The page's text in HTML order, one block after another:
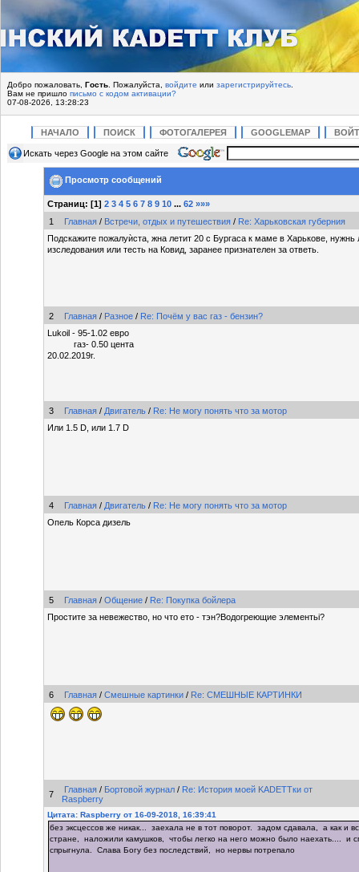
Добро пожаловать, Гость . Пожалуйста, войдите или зарегистрируйтесь
Вам не пришло письмо с кодом активации?
07-08-2026, 13:28:23
НАЧАЛО ПОИСК ФОТОГАЛЕРЕЯ GOOGLEMAP
Искать через Google на этом сайте
Просмотр сообщений
Страниц: [1] 2 3 4 5 6 7 8 9 10 ... 62 »»»
1
Главная / Встречи, отдых и путешествия / Re: Харьковская губерния
Подскажите пожалуѝста, жна летит 20 с Бургаса к маме в Харькове, нужнь
изследования или тесть на Ковид, заранее признателен за ответь.
2 Главная / Разное / Re: Почём у вас газ - бензин?
Lukoil - 95-1.02 евро
газ- 0.50 цента
20.02.2019г.
3 Главная / Двигатель / Re: Не могу понять что за мотор
Или 1.5 D, или 1.7 D
4 Главная / Двигатель / Re: Не могу понять что за мотор
Опель Корса дизель
5 Главная / Общение / Re: Покупка бойлера
Простите за невежество, но что ето - тэн?Водогреющие элементьi?
6 Главная / Смешные картинки / Re: СМЕШНЫЕ КАРТИНКИ
7 Главная / Бортовой журнал / Re: История моей KADETTки от
Raspberry
Цитата: Raspberry от 16-09-2018, 16:39:41
без эксцессов же никак... заехала не в тот поворот. задом сдавала, а как и
стране, наложили камушков, чтобы легко на него можно было наехать.... и
спрыгнула. Слава Богу без последствий, но нервы потрепало